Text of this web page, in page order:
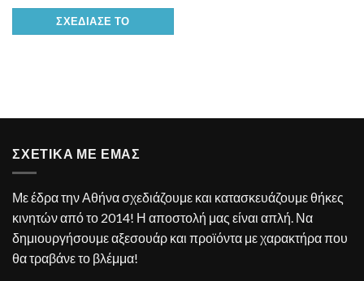
ΣΧΕΔΊΑΣΕ ΤΟ
ΣΧΕΤΙΚΑ ΜΕ ΕΜΑΣ
Με έδρα την Αθήνα σχεδιάζουμε και κατασκευάζουμε θήκες
κινητών από το 2014! Η αποστολή μας είναι απλή. Να
δημιουργήσουμε αξεσουάρ και προϊόντα με χαρακτήρα που
θα τραβάνε το βλέμμα!